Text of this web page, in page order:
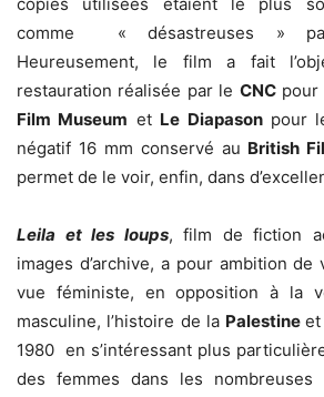
copies utilisées étaient le plus
comme « désastreuses »
Heureusement, le film a fait
restauration réalisée par le CNCpour
Film Museum et Le Diapasonpour
négatif 16 mm conservé au British
permet de le voir, enfin, dans
Leila et les loups, film de fiction
images d’archive, a pour ambition de
vue féministe, en opposition à la
masculine, l’histoire de la Palestine et
1980 en s’intéressant plus
des femmes dans les nombreuses